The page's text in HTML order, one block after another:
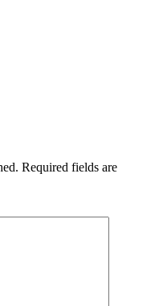
Required fields are